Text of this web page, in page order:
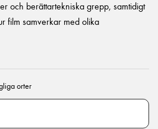
och berättartekniska grepp, samtidigt
film samverkar med olika
orter